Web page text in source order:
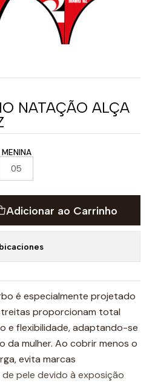
NATAÇÃO ALÇA
05
Adicionar ao Carrinho
é especialmente projetado
proporcionam total
e flexibilidade, adaptando-se
da mulher. Ao cobrir menos o
evita marcas
pele devido à exposição